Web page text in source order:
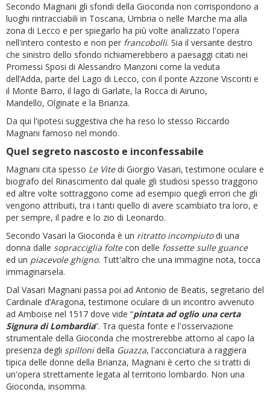
Secondo Magnani gli sfondi della Gioconda non corrispondono a
luoghi rintracciabili in Toscana, Umbria o nelle Marche ma alla
zona di Lecco e per spiegarlo ha più volte analizzato l'opera
nell'intero contesto e non per francobolli. Sia il versante destro
che sinistro dello sfondo richiamerebbero a paesaggi citati nei
Promessi Sposi di Alessandro Manzoni come la veduta
dell’Adda, parte del Lago di Lecco, con il ponte Azzone Visconti e
il Monte Barro, il lago di Garlate, la Rocca di Airuno,
Mandello, Olginate e la Brianza.
Da qui l'ipotesi suggestiva che ha reso lo stesso Riccardo
Magnani famoso nel mondo.
Quel segreto nascosto e inconfessabile
Magnani cita spesso Le Vitedi Giorgio Vasari, testimone oculare e
biografo del Rinascimento dal quale gli studiosi spesso traggono
ed altre volte sottraggono come ad esempio quegli errori che gli
vengono attribuiti, tra i tanti quello di avere scambiato tra loro, e
per sempre, il padre e lo zio di Leonardo.
Secondo Vasari la Gioconda è un ritratto incompiutodi una
donna dalle sopracciglia foltecon delle fossette sulle guance
ed un piacevole ghigno. Tutt'altro che una immagine nota, tocca
immaginarsela.
Dal Vasari Magnani passa poi ad Antonio de Beatis, segretario del
Cardinale d’Aragona, testimone oculare di un incontro avvenuto
ad Amboise nel 1517 dove vide “pintata ad oglio una certa
Signura di Lombardia”. Tra questa fonte e l'osservazione
strumentale della Gioconda che mostrerebbe attorno al capo la
presenza degli spillonidella Guazza, l'acconciatura a raggiera
tipica delle donne della Brianza, Magnani è certo che si tratti di
un'opera strettamente legata al territorio lombardo. Non una
Gioconda, insomma.